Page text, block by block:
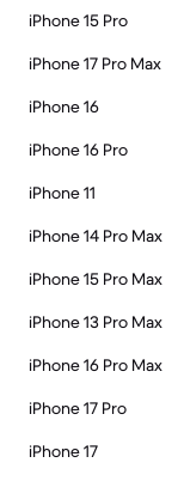
iPhone 15 Pro
iPhone 17 Pro Max
iPhone 16
iPhone 16 Pro
iPhone 11
iPhone 14 Pro Max
iPhone 15 Pro Max
iPhone 13 Pro Max
iPhone 16 Pro Max
iPhone 17 Pro
iPhone 17